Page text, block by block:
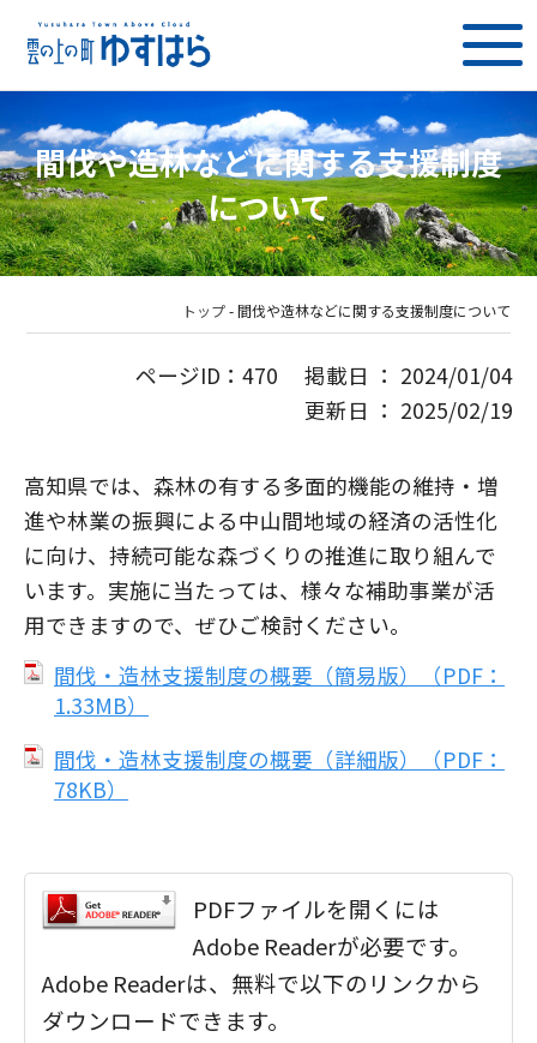
間伐や造林などに関する支援制度
について
トップ-間伐や造林などに関する支援制度について
ページID：470 掲載日 ： 2024/01/04
更新日 ： 2025/02/19
高知県では、森林の有する多面的機能の維持・増
進や林業の振興による中山間地域の経済の活性化
に向け、持続可能な森づくりの推進に取り組んで
います。実施に当たっては、様々な補助事業が活
用できますので、ぜひご検討ください。
間伐・造林支援制度の概要（簡易版）（PDF：
1.33MB）
間伐・造林支援制度の概要（詳細版）（PDF：
78KB）
PDFファイルを開くには
Adobe Readerが必要です。
Adobe Readerは、無料で以下のリンクから
ダウンロードできます。